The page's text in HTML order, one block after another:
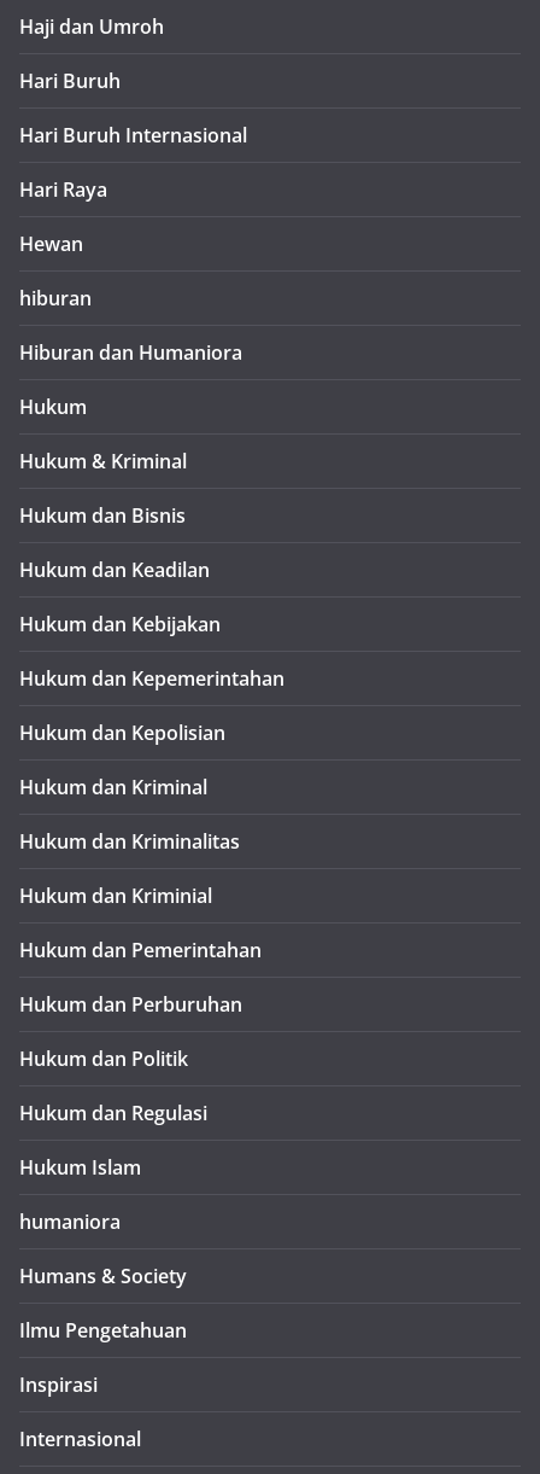
Haji dan Umroh
Hari Buruh
Hari Buruh Internasional
Hari Raya
Hewan
hiburan
Hiburan dan Humaniora
Hukum
Hukum & Kriminal
Hukum dan Bisnis
Hukum dan Keadilan
Hukum dan Kebijakan
Hukum dan Kepemerintahan
Hukum dan Kepolisian
Hukum dan Kriminal
Hukum dan Kriminalitas
Hukum dan Kriminial
Hukum dan Pemerintahan
Hukum dan Perburuhan
Hukum dan Politik
Hukum dan Regulasi
Hukum Islam
humaniora
Humans & Society
Ilmu Pengetahuan
Inspirasi
Internasional